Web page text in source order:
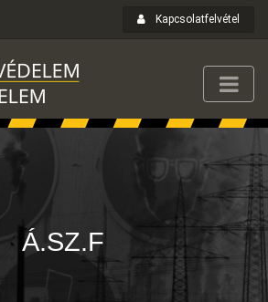
Kapcsolatfelvétel
Á.SZ.F